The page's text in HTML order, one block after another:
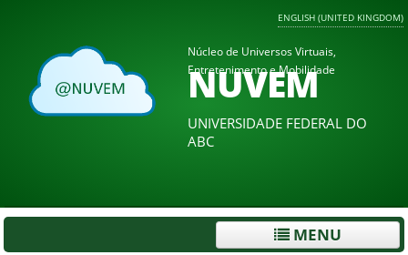
ENGLISH (UNITED KINGDOM)
Núcleo de Universos Virtuais,
Entretenimento e Mobilidade
NUVEM
UNIVERSIDADE FEDERAL DO
ABC
MENU